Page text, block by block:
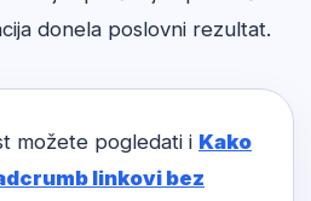
donela poslovni rezultat.
možete pogledati i Kako
linkovi bez